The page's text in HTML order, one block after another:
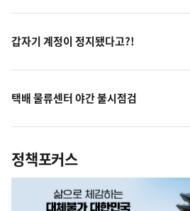
갑자기 계정이 정지됐다고?!
택배 물류센터 야간 불시점검
정책포커스